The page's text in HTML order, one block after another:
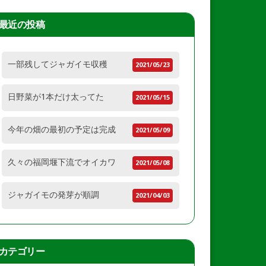
近の投稿
一部残してジャガイモ収穫 2021/05/23
日野菜が1本だけ太ってた 2021/05/15
今年の畑の最初の予定は完成 2021/05/09
久々の福岡堰下流でオイカワ 2021/05/08
ジャガイモの発芽が順調 2021/04/03
テゴリー